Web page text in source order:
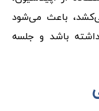
باعث می‌شود
باشد و جلسه